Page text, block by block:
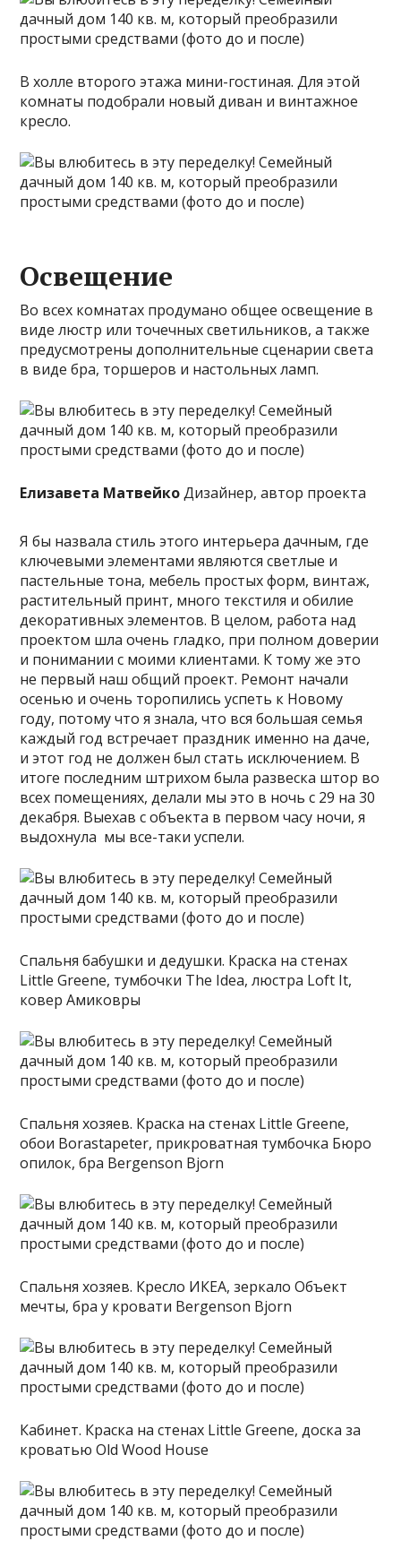
В холле второго этажа мини-гостиная. Для этой
комнаты подобрали новый диван и винтажное
кресло.
Освещение
Во всех комнатах продумано общее освещение в
виде люстр или точечных светильников, а также
предусмотрены дополнительные сценарии света
в виде бра, торшеров и настольных ламп.
Елизавета МатвейкоДизайнер, автор проекта
Я бы назвала стиль этого интерьера дачным, где
ключевыми элементами являются светлые и
пастельные тона, мебель простых форм, винтаж,
растительный принт, много текстиля и обилие
декоративных элементов. В целом, работа над
проектом шла очень гладко, при полном доверии
и понимании с моими клиентами. К тому же это
не первый наш общий проект. Ремонт начали
осенью и очень торопились успеть к Новому
году, потому что я знала, что вся большая семья
каждый год встречает праздник именно на даче,
и этот год не должен был стать исключением. В
итоге последним штрихом была развеска штор во
всех помещениях, делали мы это в ночь с 29 на 30
декабря. Выехав с объекта в первом часу ночи, я
выдохнула мы все-таки успели.
Спальня бабушки и дедушки. Краска на стенах
Little Greenе, тумбочки The Idea, люстра Loft It,
ковер Амиковры
Спальня хозяев. Краска на стенах Little Greene,
обои Borastapeter, прикроватная тумбочка Бюро
опилок, бра Bergenson Bjorn
Спальня хозяев. Кресло ИКЕА, зеркало Объект
мечты, бра у кровати Bergenson Bjorn
Кабинет. Краска на стенах Little Greenе, доска за
кроватью Old Wood House